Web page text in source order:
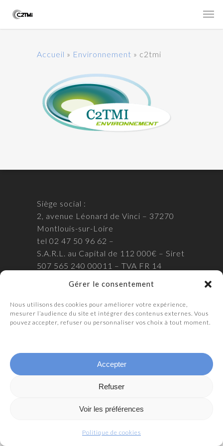
Gérer le consentement
Nous utilisons des cookies pour améliorer votre expérience,
mesurer l’audience du site et intégrer des contenus externes. Vous
pouvez accepter, refuser ou personnaliser vos choix à tout moment.
Accepter
Refuser
Voir les préférences
Politique de cookies
Accueil » Environnement » c2tmi
Siège social :
2, avenue Léonard de Vinci – 37270
Montlouis-sur-Loire
tel 02 47 50 96 62 –
S.A.R.L. au Capital de 112 000€ – Siret
507 565 240 00011 – TVA FR 14
Mentions légales
Politique de confidentialité
Politique de cookies